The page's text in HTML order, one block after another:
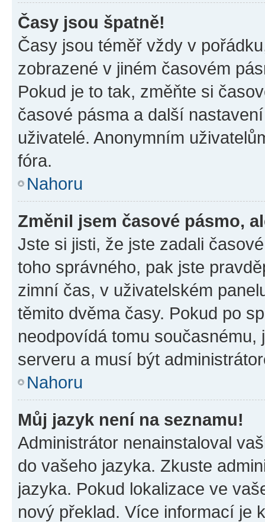
Časy jsou špatně!
Časy jsou téměř vždy v
zobrazené v jiném časovém
Pokud je to tak, změňte si
časové pásma a další
uživatelé. Anonymním
fóra.
Nahoru
Změnil jsem časové pásmo,
Jste si jisti, že jste zadali
toho správného, pak jste
zimní čas, v uživatelském
těmito dvěma časy. Pokud po
neodpovídá tomu
serveru a musí být
Nahoru
Můj jazyk není na seznamu!
Administrátor nenainstaloval
do vašeho jazyka. Zkuste
jazyka. Pokud lokalizace ve
nový překlad. Více informací je